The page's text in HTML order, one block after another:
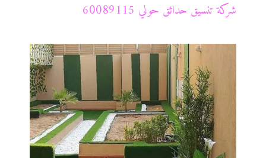
شركة تنسيق حدائق حولي 60089115